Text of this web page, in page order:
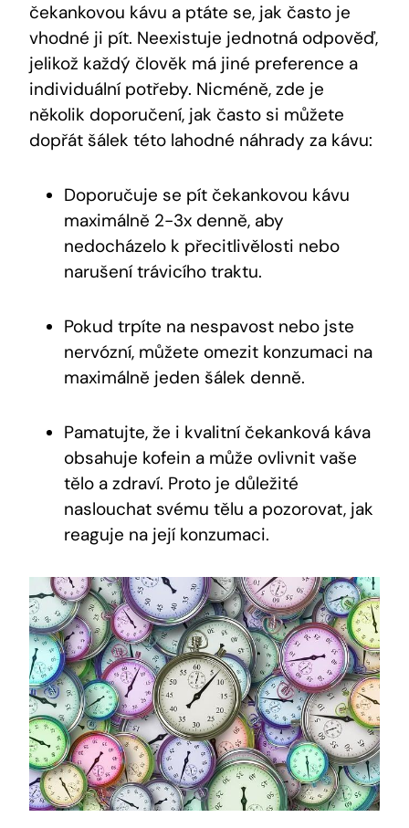
čekankovou kávu a ptáte se, jak často je
vhodné ji pít. Neexistuje jednotná odpověď,
jelikož každý člověk má jiné preference a
individuální potřeby. Nicméně, zde je
několik doporučení, jak často si můžete
dopřát šálek této lahodné náhrady za kávu:
Doporučuje se pít čekankovou kávu
maximálně 2-3x denně, aby
nedocházelo k přecitlivělosti nebo
narušení trávicího traktu.
Pokud trpíte na nespavost nebo jste
nervózní, můžete omezit konzumaci na
maximálně jeden šálek denně.
Pamatujte, že i kvalitní čekanková káva
obsahuje kofein a může ovlivnit vaše
tělo a zdraví. Proto je důležité
naslouchat svému tělu a pozorovat, jak
reaguje na její konzumaci.